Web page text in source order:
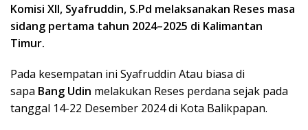
Komisi XII, Syafruddin, S.Pd melaksanakan Reses masa
sidang pertama tahun 2024–2025 di Kalimantan
Timur.
Pada kesempatan ini Syafruddin Atau biasa di
sapa Bang Udin melakukan Reses perdana sejak pada
tanggal 14-22 Desember 2024 di Kota Balikpapan.